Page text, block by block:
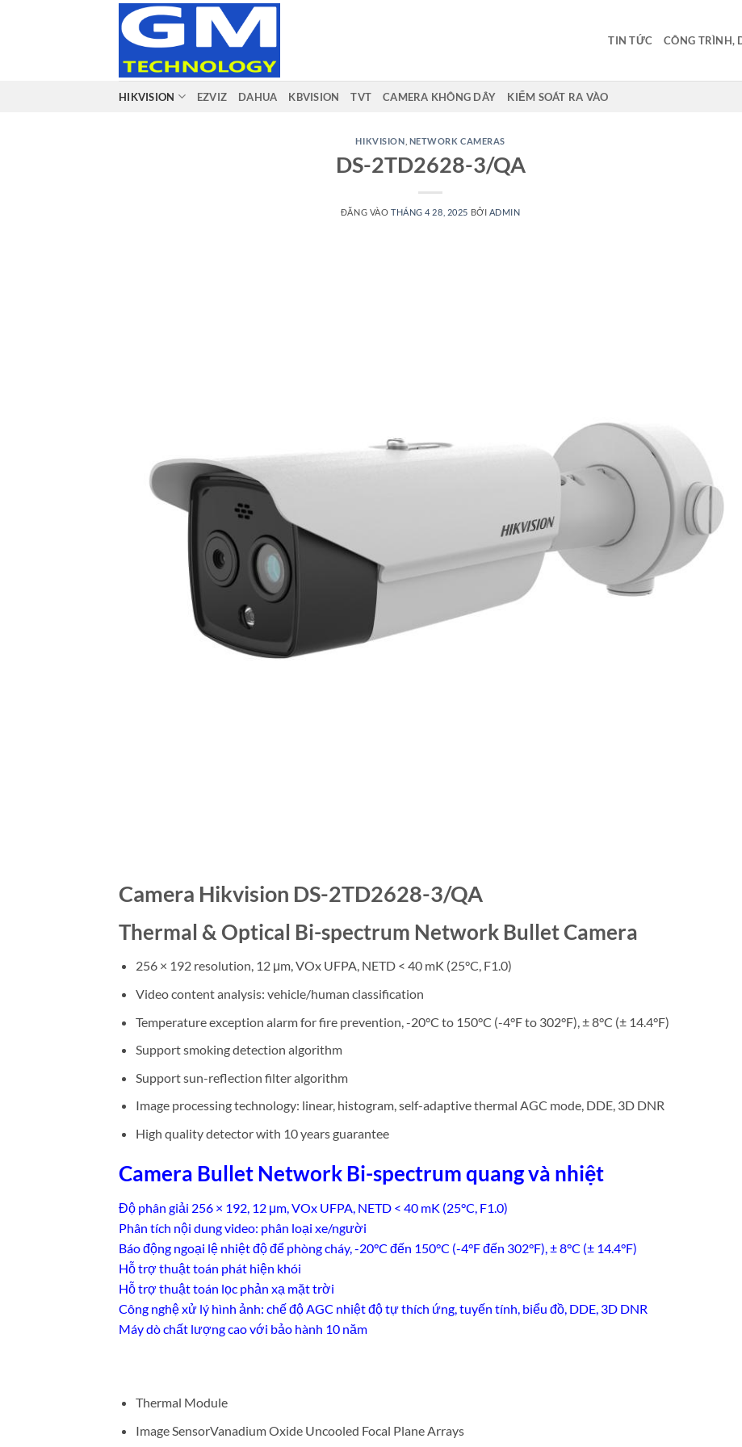
TIN TỨC CÔNG TRÌNH,
HIKVISION EZVIZ DAHUA KBVISION TVT CAMERA KHÔNG DÂY KIỂM SOÁT RA VÀO
HIKVISION NETWORK CAMERAS
DS-2TD2628-3/QA
ĐĂNG VÀO THÁNG 4 28, 2025 BỞI ADMIN
Camera Hikvision DS-2TD2628-3/QA
Thermal & Optical Bi-spectrum Network Bullet Camera
256 × 192 resolution, 12 μm, VOx UFPA, NETD < 40 mK (25°C, F1.0)
Video content analysis: vehicle/human classification
Temperature exception alarm for fire prevention, -20°C to 150°C (-4°F to 302°F), ± 8°C (± 14.4°F)
Support smoking detection algorithm
Support sun-reflection filter algorithm
Image processing technology: linear, histogram, self-adaptive thermal AGC mode, DDE, 3D DNR
High quality detector with 10 years guarantee
Camera Bullet Network Bi-spectrum quang và nhiệt
Độ phân giải 256 × 192, 12 μm, VOx UFPA, NETD < 40 mK (25°C, F1.0)
Phân tích nội dung video: phân loại xe/người
Báo động ngoại lệ nhiệt độ để phòng cháy, -20°C đến 150°C (-4°F đến 302°F), ± 8°C (± 14.4°F)
Hỗ trợ thuật toán phát hiện khói
Hỗ trợ thuật toán lọc phản xạ mặt trời
Công nghệ xử lý hình ảnh: chế độ AGC nhiệt độ tự thích ứng, tuyến tính, biểu đồ, DDE, 3D DNR
Máy dò chất lượng cao với bảo hành 10 năm
Thermal Module
Image SensorVanadium Oxide Uncooled Focal Plane Arrays